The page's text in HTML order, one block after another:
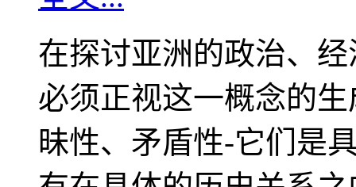
在探讨亚洲的政治、
必须正视这一概念的
昧性、矛盾性-它们是